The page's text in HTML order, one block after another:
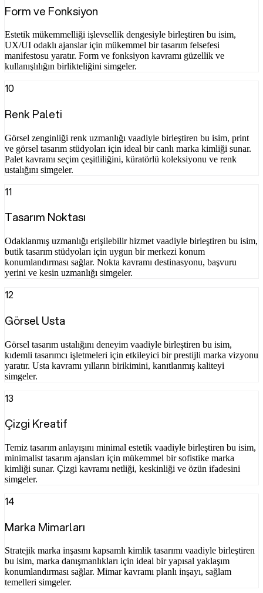
Form ve Fonksiyon
Estetik mükemmelliği işlevsellik dengesiyle birleştiren bu isim,
UX/UI odaklı ajanslar için mükemmel bir tasarım felsefesi
manifestosu yaratır. Form ve fonksiyon kavramı güzellik ve
kullanışlılığın birlikteliğini simgeler.
10
Renk Paleti
Görsel zenginliği renk uzmanlığı vaadiyle birleştiren bu isim, print
ve görsel tasarım stüdyoları için ideal bir canlı marka kimliği sunar.
Palet kavramı seçim çeşitliliğini, küratörlü koleksiyonu ve renk
ustalığını simgeler.
11
Tasarım Noktası
Odaklanmış uzmanlığı erişilebilir hizmet vaadiyle birleştiren bu isim,
butik tasarım stüdyoları için uygun bir merkezi konum
konumlandırması sağlar. Nokta kavramı destinasyonu, başvuru
yerini ve kesin uzmanlığı simgeler.
12
Görsel Usta
Görsel tasarım ustalığını deneyim vaadiyle birleştiren bu isim,
kıdemli tasarımcı işletmeleri için etkileyici bir prestijli marka vizyonu
yaratır. Usta kavramı yılların birikimini, kanıtlanmış kaliteyi
simgeler.
13
Çizgi Kreatif
Temiz tasarım anlayışını minimal estetik vaadiyle birleştiren bu isim,
minimalist tasarım ajansları için mükemmel bir sofistike marka
kimliği sunar. Çizgi kavramı netliği, keskinliği ve özün ifadesini
simgeler.
14
Marka Mimarları
Stratejik marka inşasını kapsamlı kimlik tasarımı vaadiyle birleştiren
bu isim, marka danışmanlıkları için ideal bir yapısal yaklaşım
konumlandırması sağlar. Mimar kavramı planlı inşayı, sağlam
temelleri simgeler.